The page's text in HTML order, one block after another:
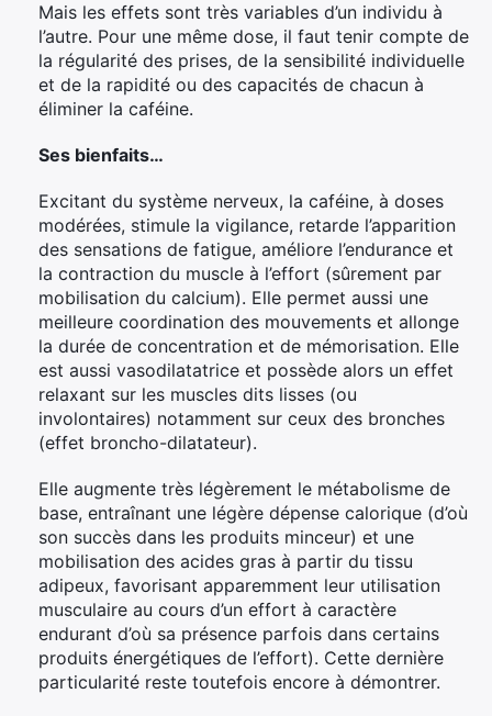
Mais les effets sont très variables d’un individu à
l’autre. Pour une même dose, il faut tenir compte de
la régularité des prises, de la sensibilité individuelle
et de la rapidité ou des capacités de chacun à
éliminer la caféine.
Ses bienfaits…
Excitant du système nerveux, la caféine, à doses
modérées, stimule la vigilance, retarde l’apparition
des sensations de fatigue, améliore l’endurance et
la contraction du muscle à l’effort (sûrement par
mobilisation du calcium). Elle permet aussi une
meilleure coordination des mouvements et allonge
la durée de concentration et de mémorisation. Elle
est aussi vasodilatatrice et possède alors un effet
relaxant sur les muscles dits lisses (ou
involontaires) notamment sur ceux des bronches
(effet broncho-dilatateur).
Elle augmente très légèrement le métabolisme de
base, entraînant une légère dépense calorique (d’où
son succès dans les produits minceur) et une
mobilisation des acides gras à partir du tissu
adipeux, favorisant apparemment leur utilisation
musculaire au cours d’un effort à caractère
endurant d’où sa présence parfois dans certains
produits énergétiques de l’effort). Cette dernière
particularité reste toutefois encore à démontrer.